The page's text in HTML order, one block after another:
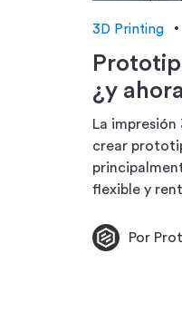
3D Printing
¿y
La impresión
crear
flexible y
Por